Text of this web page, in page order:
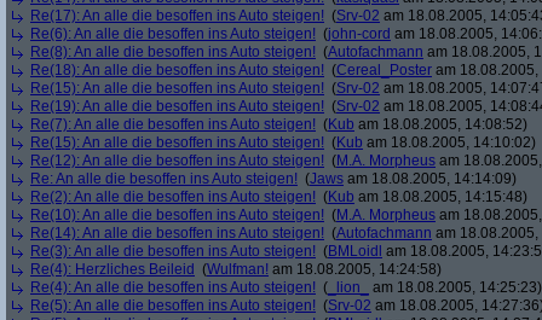
Re(17): An alle die besoffen ins Auto steigen! (Srv-02 am 18.08.2005,
Re(6): An alle die besoffen ins Auto steigen! (john-cord am 18.08.2005,
Re(8): An alle die besoffen ins Auto steigen! (Autofachmann am 18.08.2005,
Re(18): An alle die besoffen ins Auto steigen! (Cereal_Poster am
Re(15): An alle die besoffen ins Auto steigen! (Srv-02 am 18.08.2005,
Re(19): An alle die besoffen ins Auto steigen! (Srv-02 am 18.08.2005,
Re(7): An alle die besoffen ins Auto steigen! (Kub am 18.08.2005, 14:08:52)
Re(15): An alle die besoffen ins Auto steigen! (Kub am 18.08.2005, 14:10:02)
Re(12): An alle die besoffen ins Auto steigen! (M.A. Morpheus am
Re: An alle die besoffen ins Auto steigen! (Jaws am 18.08.2005, 14:14:09)
Re(2): An alle die besoffen ins Auto steigen! (Kub am 18.08.2005, 14:15:48)
Re(10): An alle die besoffen ins Auto steigen! (M.A. Morpheus am
Re(14): An alle die besoffen ins Auto steigen! (Autofachmann am
Re(3): An alle die besoffen ins Auto steigen! (BMLoidl am 18.08.2005,
Re(4): Herzliches Beileid (Wulfman! am 18.08.2005, 14:24:58)
Re(4): An alle die besoffen ins Auto steigen! ( _lion_
am 18.08.2005, 14:25:23)
Re(5): An alle die besoffen ins Auto steigen! (Srv-02 am 18.08.2005,